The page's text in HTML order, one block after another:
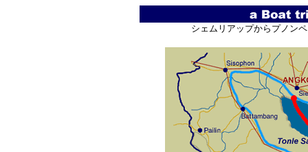
シェムリアップからプノン